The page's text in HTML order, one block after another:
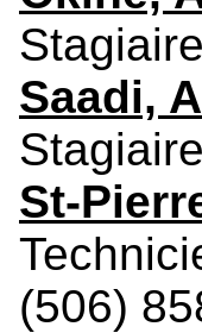
Saadi,
St-
(506)